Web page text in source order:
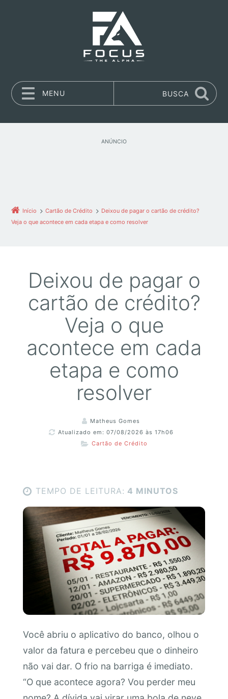
MENU BUSCA
ANÚNCIO
Início Cartão de Crédito
Deixou de pagar o cartão de crédito?
Veja o que acontece em cada etapa e como resolver
Deixou de pagar o
cartão de crédito?
Veja o que
acontece em cada
etapa e como
resolver
Matheus Gomes
Atualizado em: 07/08/2026 às 17h06
Cartão de Crédito
TEMPO DE LEITURA: 4 MINUTOS
Você abriu o aplicativo do banco, olhou o
valor da fatura e percebeu que o dinheiro
não vai dar. O frio na barriga é imediato.
“O que acontece agora? Vou perder meu